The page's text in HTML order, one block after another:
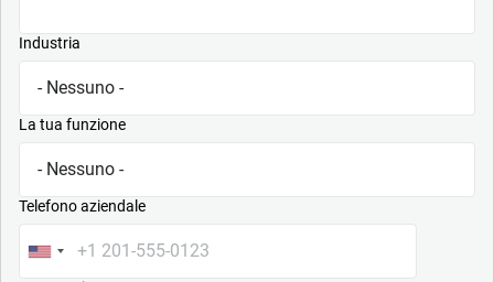
Industria
La tua funzione
Telefono aziendale